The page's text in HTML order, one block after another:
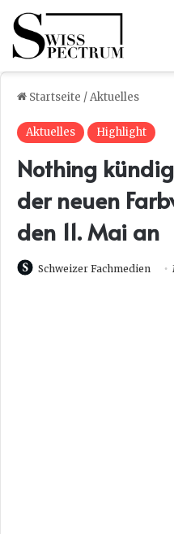
Startseite /Aktuelles
Aktuelles Highlight
Nothing
der neuen
den 11. Mai an
Schweizer Fachmedien